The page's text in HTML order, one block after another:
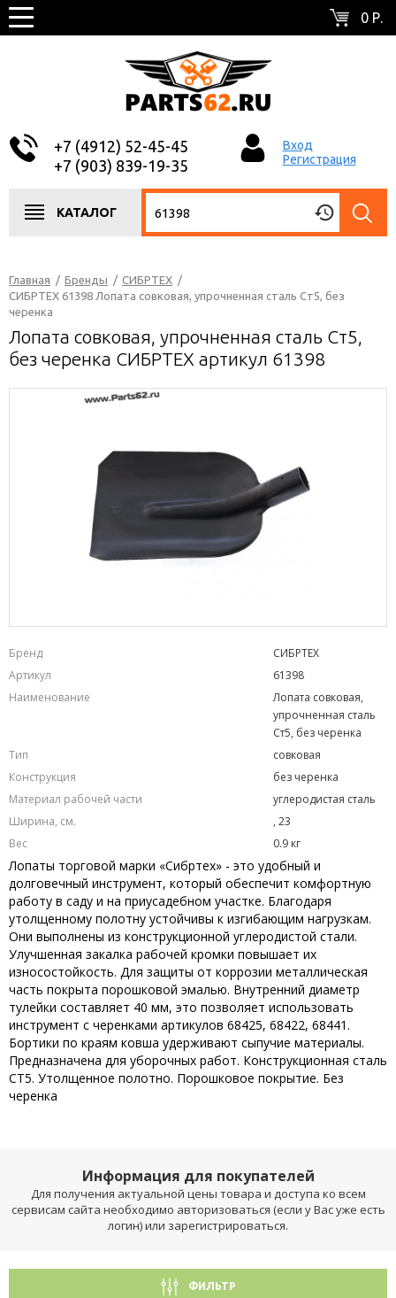
0 Р.
+7 (4912) 52-45-45
+7 (903) 839-19-35
Вход
Регистрация
КАТАЛОГ
Главная / Бренды / СИБРТЕХ /
СИБРТЕХ 61398 Лопата совковая, упрочненная сталь Ст5, без
черенка
Лопата совковая, упрочненная сталь Ст5,
без черенка СИБРТЕХ артикул 61398
Бренд
СИБРТЕХ
Артикул
61398
Наименование
Лопата совковая,
упрочненная сталь
Ст5, без черенка
Тип
совковая
Конструкция
без черенка
Материал рабочей части
углеродистая сталь
Ширина, см.
, 23
Вес
0.9 кг
Лопаты торговой марки «Сибртех» - это удобный и
долговечный инструмент, который обеспечит комфортную
работу в саду и на приусадебном участке. Благодаря
утолщенному полотну устойчивы к изгибающим нагрузкам.
Они выполнены из конструкционной углеродистой стали.
Улучшенная закалка рабочей кромки повышает их
износостойкость. Для защиты от коррозии металлическая
часть покрыта порошковой эмалью. Внутренний диаметр
тулейки составляет 40 мм, это позволяет использовать
инструмент с черенками артикулов 68425, 68422, 68441.
Бортики по краям ковша удерживают сыпучие материалы.
Предназначена для уборочных работ. Конструкционная сталь
СТ5. Утолщенное полотно. Порошковое покрытие. Без
черенка
Информация для покупателей
Для получения актуальной цены товара и доступа ко всем
сервисам сайта необходимо авторизоваться (если у Вас уже есть
логин) или зарегистрироваться.
ФИЛЬТР